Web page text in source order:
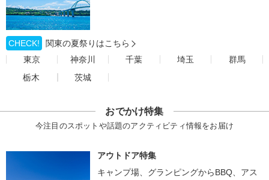
CHECK!
関東の夏祭りはこちら
東京
神奈川 千葉 埼玉
群馬
栃木
茨城
おでかけ特集
今注目のスポットや話題のアクティビティ情報をお届け
アウトドア特集
キャンプ場、グランピングからBBQ、アス